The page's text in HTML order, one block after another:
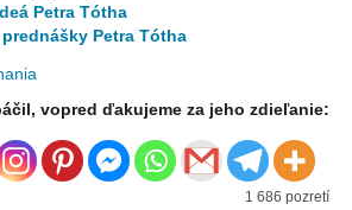
Petra Tótha
Petra Tótha
vopred ďakujeme za jeho zdieľanie:
1 686 pozretí